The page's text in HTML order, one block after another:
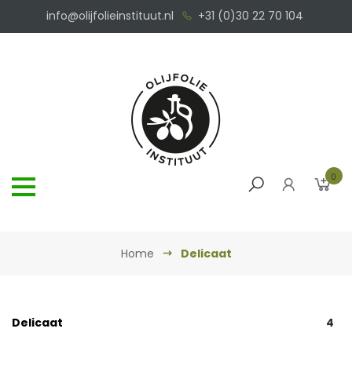
info@olijfolieinstituut.nl +31 (0)30 22 70 104
0
Home Delicaat
Delicaat 4